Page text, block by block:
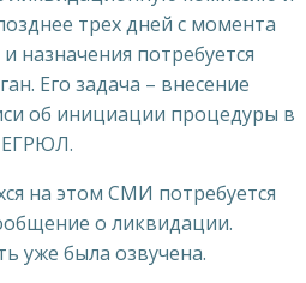
трех дней с момента
назначения потребуется
Его задача – внесение
об инициации процедуры в
ЕГРЮЛ.
на этом СМИ потребуется
о ликвидации.
уже была озвучена.